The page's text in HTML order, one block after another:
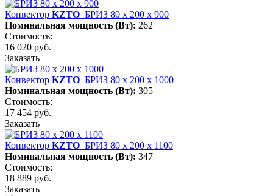
Конвектор KZTO БРИЗ 80 х 200 х 900
Номинальная мощность (Вт): 262
Стоимость:
16 020 руб.
Заказать
Конвектор KZTO БРИЗ 80 х 200 х 1000
Номинальная мощность (Вт): 305
Стоимость:
17 454 руб.
Заказать
Конвектор KZTO БРИЗ 80 х 200 х 1100
Номинальная мощность (Вт): 347
Стоимость:
18 889 руб.
Заказать